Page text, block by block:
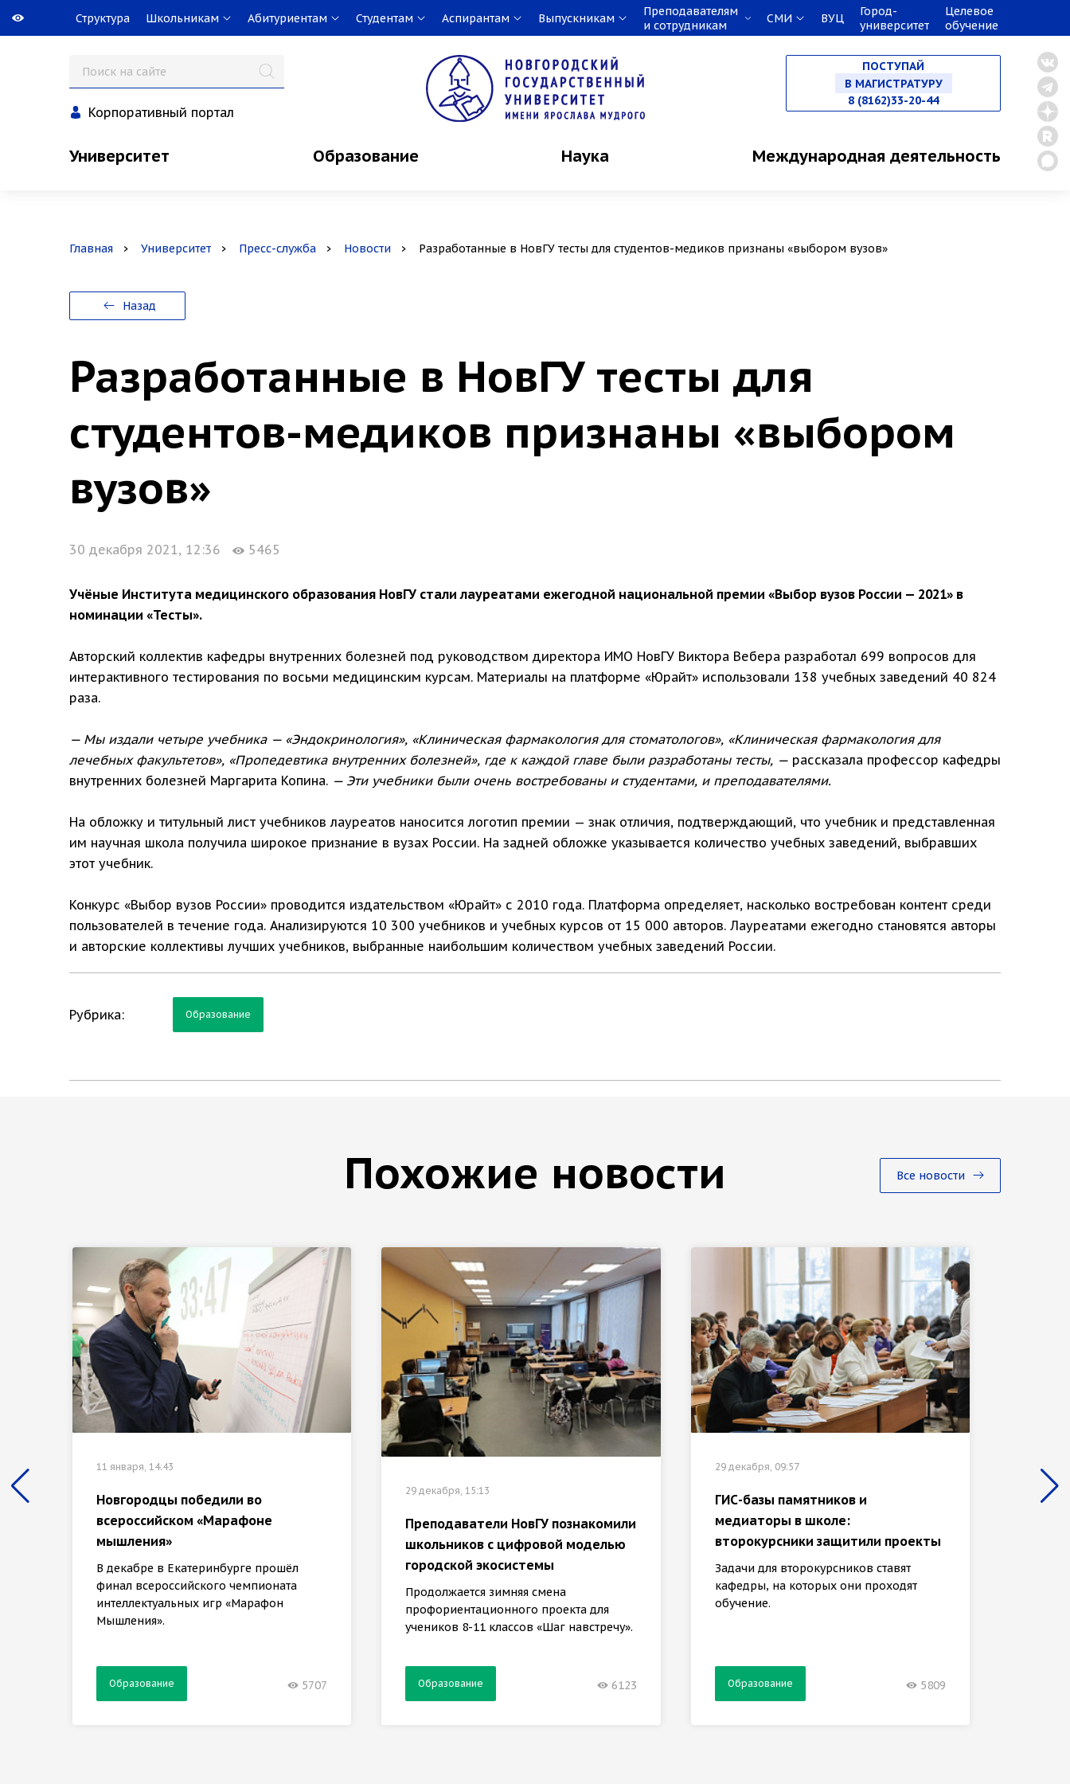
Структура Школьникам Абитуриентам Студентам Аспирантам Выпускникам
Преподавателям
и сотрудникам
СМИ ВУЦ
Город-
университет
Целевое
обучение
Корпоративный портал
ПОСТУПАЙ
НА СПЕЦИАЛИТЕТ
В МАГИСТРАТУРУ
8 (8162)33-20-44
Университет Образование Наука Международная деятельность
Главная Университет Пресс-служба Новости Разработанные в НовГУ тесты для студентов-медиков признаны «выбором вузов»
Назад
Разработанные в НовГУ тесты для
студентов-медиков признаны «выбором
вузов»
30 декабря 2021, 12:36 5465
Учёные Института медицинского образования НовГУ стали лауреатами ежегодной национальной премии «Выбор вузов России — 2021» в
номинации «Тесты».
Авторский коллектив кафедры внутренних болезней под руководством директора ИМО НовГУ Виктора Вебера разработал 699 вопросов для
интерактивного тестирования по восьми медицинским курсам. Материалы на платформе «Юрайт» использовали 138 учебных заведений 40 824
раза.
— Мы издали четыре учебника — «Эндокринология», «Клиническая фармакология для стоматологов», «Клиническая фармакология для
лечебных факультетов», «Пропедевтика внутренних болезней», где к каждой главе были разработаны тесты, — рассказала профессор кафедры
внутренних болезней Маргарита Копина. — Эти учебники были очень востребованы и студентами, и преподавателями.
На обложку и титульный лист учебников лауреатов наносится логотип премии — знак отличия, подтверждающий, что учебник и представленная
им научная школа получила широкое признание в вузах России. На задней обложке указывается количество учебных заведений, выбравших
этот учебник.
Конкурс «Выбор вузов России» проводится издательством «Юрайт» с 2010 года. Платформа определяет, насколько востребован контент среди
пользователей в течение года. Анализируются 10 300 учебников и учебных курсов от 15 000 авторов. Лауреатами ежегодно становятся авторы
и авторские коллективы лучших учебников, выбранные наибольшим количеством учебных заведений России.
Рубрика: Образование
Похожие новости Все новости
11 января, 14:43
Новгородцы победили во
всероссийском «Марафоне
мышления»
В декабре в Екатеринбурге прошёл
финал всероссийского чемпионата
интеллектуальных игр «Марафон
Мышления».
Образование 5707
29 декабря, 15:13
Преподаватели НовГУ познакомили
школьников с цифровой моделью
городской экосистемы
Продолжается зимняя смена
профориентационного проекта для
учеников 8-11 классов «Шаг навстречу».
Образование 6123
29 декабря, 09:57
ГИС-базы памятников и
медиаторы в школе:
второкурсники защитили проекты
Задачи для второкурсников ставят
кафедры, на которых они проходят
обучение.
Образование 5809
28